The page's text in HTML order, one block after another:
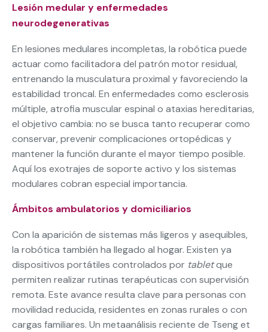
Lesión medular y enfermedades
neurodegenerativas
En lesiones medulares incompletas, la robótica puede
actuar como facilitadora del patrón motor residual,
entrenando la musculatura proximal y favoreciendo la
estabilidad troncal. En enfermedades como esclerosis
múltiple, atrofia muscular espinal o ataxias hereditarias,
el objetivo cambia: no se busca tanto recuperar como
conservar, prevenir complicaciones ortopédicas y
mantener la función durante el mayor tiempo posible.
Aquí los exotrajes de soporte activo y los sistemas
modulares cobran especial importancia.
Ámbitos ambulatorios y domiciliarios
Con la aparición de sistemas más ligeros y asequibles,
la robótica también ha llegado al hogar. Existen ya
dispositivos portátiles controlados por tabletque
permiten realizar rutinas terapéuticas con supervisión
remota. Este avance resulta clave para personas con
movilidad reducida, residentes en zonas rurales o con
cargas familiares. Un metaanálisis reciente de Tseng et